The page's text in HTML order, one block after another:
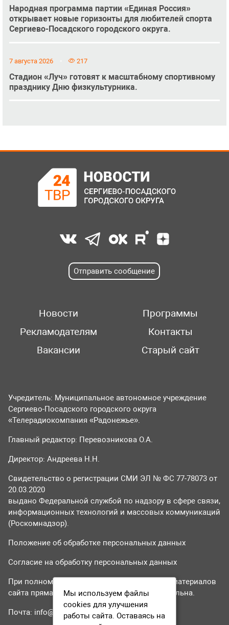
Народная программа партии «Единая Россия»
открывает новые горизонты для любителей спорта
Сергиево-Посадского городского округа.
7 августа 2026 217
Стадион «Луч» готовят к масштабному спортивному
празднику Дню физкультурника.
Отправить сообщение
Новости
Программы
Рекламодателям
Контакты
Вакансии
Старый сайт
Учредитель: Муниципальное автономное учреждение
Сергиево-Посадского городского округа
«Телерадиокомпания «Радонежье».
Главный редактор: Перевозникова О.А.
Директор: Андреева Н.Н.
Свидетельство о регистрации СМИ ЭЛ № ФС 77-78073 от
20.03.2020
выдано Федеральной службой по надзору в сфере связи,
информационных технологий и массовых коммуникаций
(Роскомнадзор).
Положение об обработке персональных данных
Согласие на обработку персональных данных
При полном или частичном использовании материалов
сайта прямая гиперссылка на tvr24.tv обязательна.
Почта: info@tvr24.tv
Мы используем файлы
cookies для улучшения
работы сайта. Оставаясь на